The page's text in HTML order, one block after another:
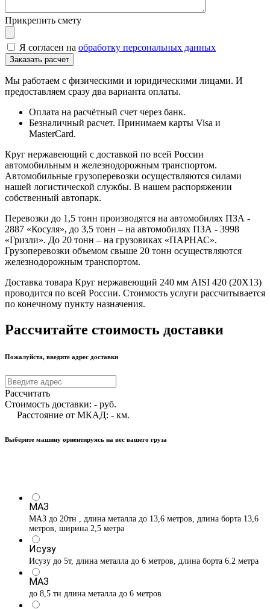
Прикрепить смету
Я согласен на обработку персональных данных
Мы работаем с физическими и юридическими лицами. И
предоставляем сразу два варианта оплаты.
Оплата на расчётный счет через банк.
Безналичный расчет. Принимаем карты Visa и
MasterCard.
Круг нержавеющий с доставкой по всей России
автомобильным и железнодорожным транспортом.
Автомобильные грузоперевозки осуществляются силами
нашей логистической службы. В нашем распоряжении
собственный автопарк.
Перевозки до 1,5 тонн производятся на автомобилях ПЗА -
2887 «Косуля», до 3,5 тонн – на автомобилях ПЗА - 3998
«Гризли». До 20 тонн – на грузовиках «ПАРНАС».
Грузоперевозки объемом свыше 20 тонн осуществляются
железнодорожным транспортом.
Доставка товара Круг нержавеющий 240 мм AISI 420 (20Х13)
проводится по всей России. Стоимость услуги рассчитывается
по конечному пункту назначения.
Рассчитайте стоимость доставки
Пожалуйста, введите адрес доставки
Рассчитать
Стоимость доставки: - руб.
Расстояние от МКАД: - км.
Выберите машину ориентируясь на вес вашего груза
МАЗ
МАЗ до 20тн , длина металла до 13,6 метров, длина борта 13,6
метров, ширина 2,5 метра
Исузу
Исузу до 5т, длина металла до 6 метров, длина борта 6.2 метра
МАЗ
до 8,5 тн длина металла до 6 метров